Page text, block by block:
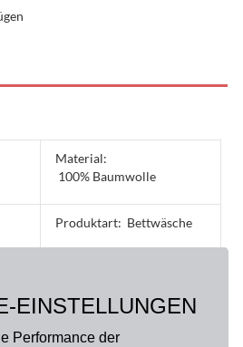
EINSTELLUNGEN
Performance der
Material:
100% Baumwolle
Produktart: Bettwäsche